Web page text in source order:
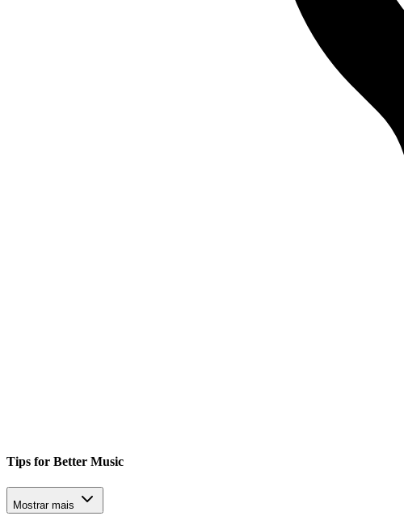
Tips for Better Music
Mostrar mais